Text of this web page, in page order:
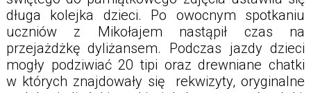
długa kolejka dzieci. Po owocnym spotkaniu
uczniów z Mikołajem nastąpił czas na
przejażdżkę dyliżansem. Podczas jazdy dzieci
mogły podziwiać 20 tipi oraz drewniane chatki
w których znajdowały się rekwizyty, oryginalne